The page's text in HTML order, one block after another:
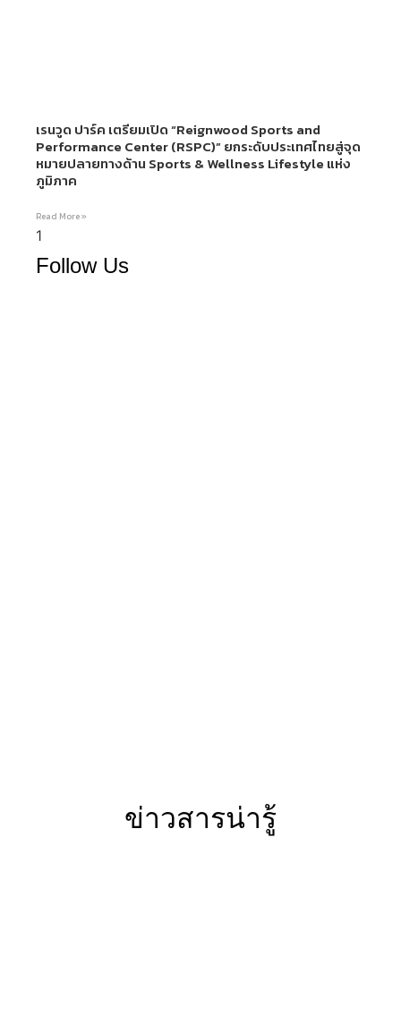
เรนวูด ปาร์ค เตรียมเปิด “Reignwood Sports and
Performance Center (RSPC)” ยกระดับประเทศไทยสู่จุด
หมายปลายทางด้าน Sports & Wellness Lifestyle แห่ง
ภูมิภาค
Read More »
Follow Us
ข่าวสารน่ารู้